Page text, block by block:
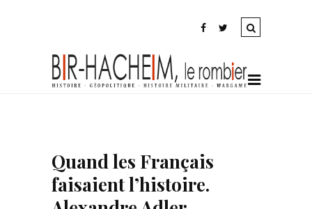
Quand les Français
faisaient l’histoire.